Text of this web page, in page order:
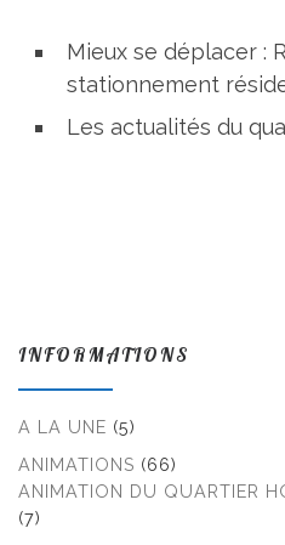
Mieux se déplacer :
stationnement
Les actualités du
INFORMATIONS
A LA UNE (5)
ANIMATIONS (66)
ANIMATION DU QUARTIER
(7)